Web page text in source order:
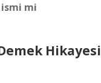
ismi mi
Hikayesi